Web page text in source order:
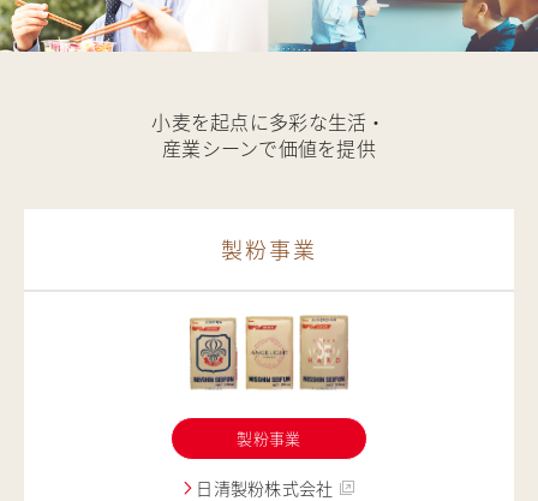
小麦を起点に多彩な生活・
産業シーンで価値を提供
製粉事業
製粉事業
日清製粉株式会社